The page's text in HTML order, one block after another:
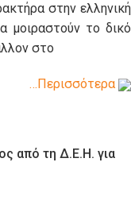
στην ελληνική
μοιραστούν το δικό
στο
…Περισσότερα
από τη Δ.Ε.Η. για